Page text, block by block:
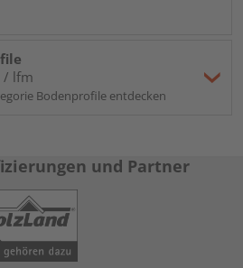
/ lfm
Bodenprofile entdecken
und Partner